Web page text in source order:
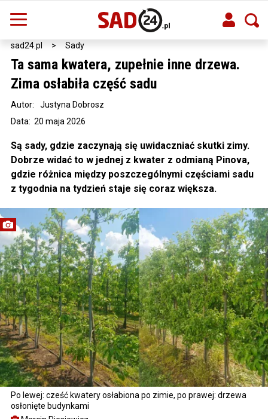
sad24.pl > Sady
Po lewej: cześć kwatery osłabiona po zimie, po prawej: drzewa
osłonięte budynkami
Ta sama kwatera, zupełnie inne drzewa.
Zima osłabiła część sadu
Data: 20 maja 2026
Autor: Justyna Dobrosz
Są sady, gdzie zaczynają się uwidaczniać skutki zimy.
Dobrze widać to w jednej z kwater z odmianą Pinova,
gdzie różnica między poszczególnymi częściami sadu
z tygodnia na tydzień staje się coraz większa.